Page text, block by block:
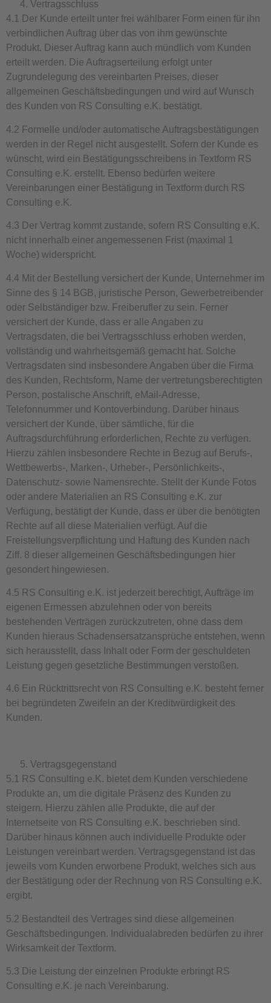
Vertragsschluss
4.1 Der Kunde erteilt unter frei wählbarer Form einen für ihn
verbindlichen Auftrag über das von ihm gewünschte
Produkt. Dieser Auftrag kann auch mündlich vom Kunden
erteilt werden. Die Auftragserteilung erfolgt unter
Zugrundelegung des vereinbarten Preises, dieser
allgemeinen Geschäftsbedingungen und wird auf Wunsch
des Kunden von RS Consulting e.K. bestätigt.
4.2 Formelle und/oder automatische Auftragsbestätigungen
werden in der Regel nicht ausgestellt. Sofern der Kunde es
wünscht, wird ein Bestätigungsschreibens in Textform RS
Consulting e.K. erstellt. Ebenso bedürfen weitere
Vereinbarungen einer Bestätigung in Textform durch RS
Consulting e.K.
4.3 Der Vertrag kommt zustande, sofern RS Consulting e.K.
nicht innerhalb einer angemessenen Frist (maximal 1
Woche) widerspricht.
4.4 Mit der Bestellung versichert der Kunde, Unternehmer im
Sinne des § 14 BGB, juristische Person, Gewerbetreibender
oder Selbständiger bzw. Freiberufler zu sein. Ferner
versichert der Kunde, dass er alle Angaben zu
Vertragsdaten, die bei Vertragsschluss erhoben werden,
vollständig und wahrheitsgemäß gemacht hat. Solche
Vertragsdaten sind insbesondere Angaben über die Firma
des Kunden, Rechtsform, Name der vertretungsberechtigten
Person, postalische Anschrift, eMail-Adresse,
Telefonnummer und Kontoverbindung. Darüber hinaus
versichert der Kunde, über sämtliche, für die
Auftragsdurchführung erforderlichen, Rechte zu verfügen.
Hierzu zählen insbesondere Rechte in Bezug auf Berufs-,
Wettbewerbs-, Marken-, Urheber-, Persönlichkeits-,
Datenschutz- sowie Namensrechte. Stellt der Kunde Fotos
oder andere Materialien an RS Consulting e.K. zur
Verfügung, bestätigt der Kunde, dass er über die benötigten
Rechte auf all diese Materialien verfügt. Auf die
Freistellungsverpflichtung und Haftung des Kunden nach
Ziff. 8 dieser allgemeinen Geschäftsbedingungen hier
gesondert hingewiesen.
4.5 RS Consulting e.K. ist jederzeit berechtigt, Aufträge im
eigenen Ermessen abzulehnen oder von bereits
bestehenden Verträgen zurückzutreten, ohne dass dem
Kunden hieraus Schadensersatzansprüche entstehen, wenn
sich herausstellt, dass Inhalt oder Form der geschuldeten
Leistung gegen gesetzliche Bestimmungen verstoßen.
4.6 Ein Rücktrittsrecht von RS Consulting e.K. besteht ferner
bei begründeten Zweifeln an der Kreditwürdigkeit des
Kunden.
Vertragsgegenstand
5.1 RS Consulting e.K. bietet dem Kunden verschiedene
Produkte an, um die digitale Präsenz des Kunden zu
steigern. Hierzu zählen alle Produkte, die auf der
Internetseite von RS Consulting e.K. beschrieben sind.
Darüber hinaus können auch individuelle Produkte oder
Leistungen vereinbart werden. Vertragsgegenstand ist das
jeweils vom Kunden erworbene Produkt, welches sich aus
der Bestätigung oder der Rechnung von RS Consulting e.K.
ergibt.
5.2 Bestandteil des Vertrages sind diese allgemeinen
Geschäftsbedingungen. Individualabreden bedürfen zu ihrer
Wirksamkeit der Textform.
5.3 Die Leistung der einzelnen Produkte erbringt RS
Consulting e.K. je nach Vereinbarung.